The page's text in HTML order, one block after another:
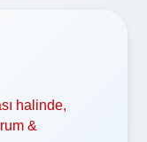
halinde,
&